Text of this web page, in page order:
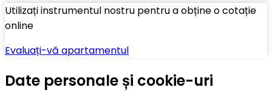
Utilizați instrumentul nostru pentru a obține o cotație
online
Evaluați-vă apartamentul
Date personale și cookie-uri